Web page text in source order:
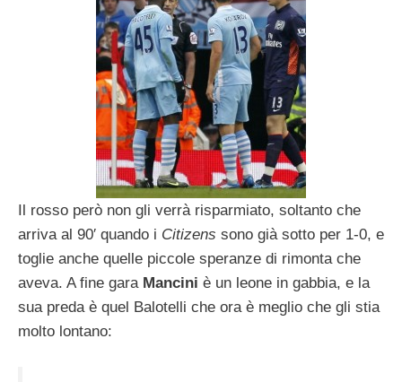
Il rosso però non gli verrà risparmiato, soltanto che
arriva al 90′ quando i Citizens sono già sotto per 1-0, e
toglie anche quelle piccole speranze di rimonta che
aveva. A fine gara Mancini è un leone in gabbia, e la
sua preda è quel Balotelli che ora è meglio che gli stia
molto lontano: